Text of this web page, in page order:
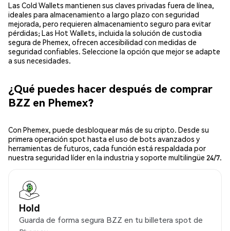
Las Cold Wallets mantienen sus claves privadas fuera de línea,
ideales para almacenamiento a largo plazo con seguridad
mejorada, pero requieren almacenamiento seguro para evitar
pérdidas; Las Hot Wallets, incluida la solución de custodia
segura de Phemex, ofrecen accesibilidad con medidas de
seguridad confiables. Seleccione la opción que mejor se adapte
a sus necesidades.
¿Qué puedes hacer después de comprar
BZZ en Phemex?
Con Phemex, puede desbloquear más de su cripto. Desde su
primera operación spot hasta el uso de bots avanzados y
herramientas de futuros, cada función está respaldada por
nuestra seguridad líder en la industria y soporte multilingüe 24/7.
Hold
Guarda de forma segura BZZ en tu billetera spot de